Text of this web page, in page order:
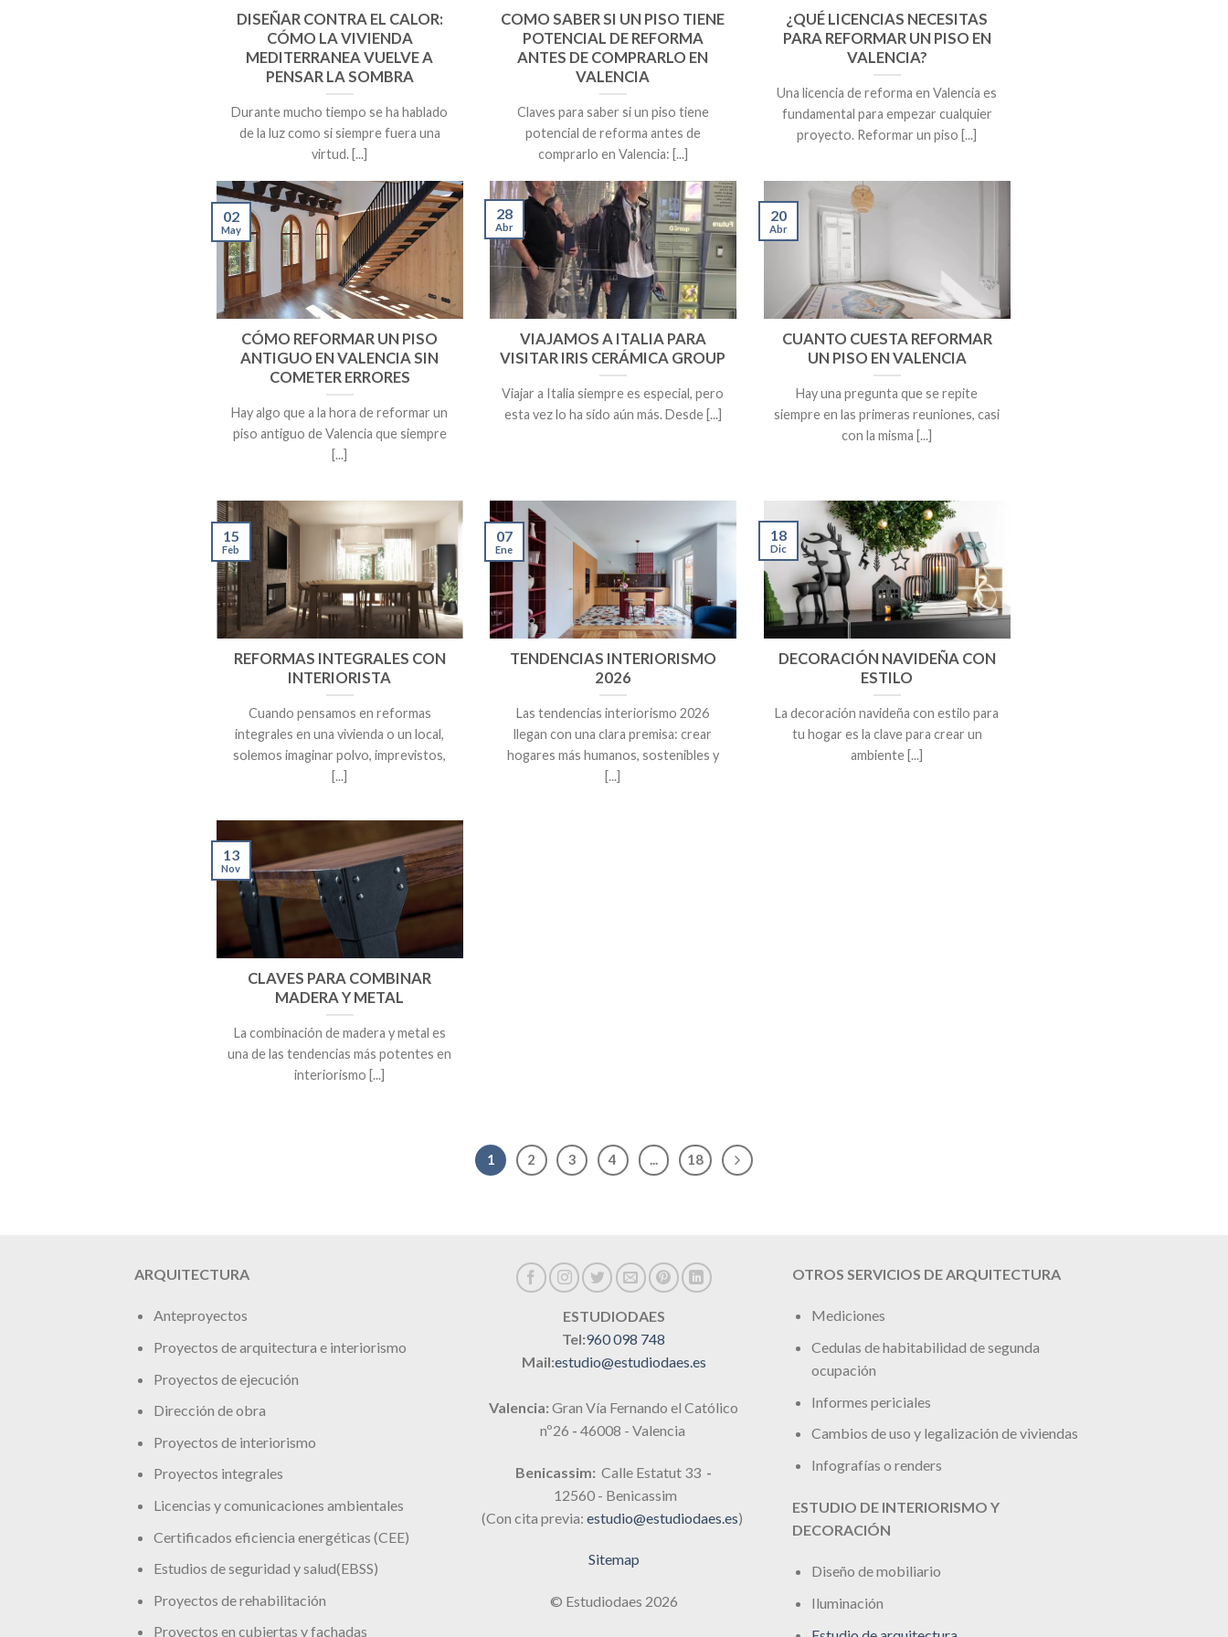
DISEÑAR CONTRA EL CALOR:
CÓMO LA VIVIENDA
MEDITERRANEA VUELVE A
PENSAR LA SOMBRA
Durante mucho tiempo se ha hablado
de la luz como si siempre fuera una
virtud. [...]
COMO SABER SI UN PISO TIENE
POTENCIAL DE REFORMA
ANTES DE COMPRARLO EN
VALENCIA
Claves para saber si un piso tiene
potencial de reforma antes de
comprarlo en Valencia: [...]
¿QUÉ LICENCIAS NECESITAS
PARA REFORMAR UN PISO EN
VALENCIA?
Una licencia de reforma en Valencia es
fundamental para empezar cualquier
proyecto. Reformar un piso [...]
CÓMO REFORMAR UN PISO
ANTIGUO EN VALENCIA SIN
COMETER ERRORES
Hay algo que a la hora de reformar un
piso antiguo de Valencia que siempre
[...]
02
May
VIAJAMOS A ITALIA PARA
VISITAR IRIS CERÁMICA GROUP
Viajar a Italia siempre es especial, pero
esta vez lo ha sido aún más. Desde [...]
28
Abr
CUANTO CUESTA REFORMAR
UN PISO EN VALENCIA
Hay una pregunta que se repite
siempre en las primeras reuniones, casi
con la misma [...]
20
Abr
REFORMAS INTEGRALES CON
INTERIORISTA
Cuando pensamos en reformas
integrales en una vivienda o un local,
solemos imaginar polvo, imprevistos,
[...]
15
Feb
TENDENCIAS INTERIORISMO
2026
Las tendencias interiorismo 2026
llegan con una clara premisa: crear
hogares más humanos, sostenibles y
[...]
07
Ene
DECORACIÓN NAVIDEÑA CON
ESTILO
La decoración navideña con estilo para
tu hogar es la clave para crear un
ambiente [...]
18
Dic
CLAVES PARA COMBINAR
MADERA Y METAL
La combinación de madera y metal es
una de las tendencias más potentes en
interiorismo [...]
13
Nov
1 2 3 4 ... 18
ARQUITECTURA
Anteproyectos
Proyectos de arquitectura e interiorismo
Proyectos de ejecución
Dirección de obra
Proyectos de interiorismo
Proyectos integrales
Licencias y comunicaciones ambientales
Certificados eficiencia energéticas (CEE)
Estudios de seguridad y salud(EBSS)
Proyectos de rehabilitación
Proyectos en cubiertas y fachadas
ESTUDIODAES
Tel:960 098 748
Mail:estudio@estudiodaes.es
Valencia:Gran Vía Fernando el Católico
nº26 - 46008 - Valencia
Benicassim:Calle Estatut 33 -
12560 - Benicassim
(Con cita previa:estudio@estudiodaes.es)
Sitemap
© Estudiodaes 2026
OTROS SERVICIOS DE ARQUITECTURA
Mediciones
Cedulas de habitabilidad de segunda
ocupación
Informes periciales
Cambios de uso y legalización de viviendas
Infografías o renders
ESTUDIO DE INTERIORISMO Y
DECORACIÓN
Diseño de mobiliario
Iluminación